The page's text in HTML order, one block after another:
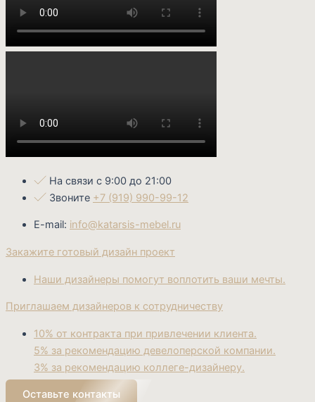
На связи с 9:00 до 21:00
Звоните +7 (919) 990-99-12
E-mail: info@katarsis-mebel.ru
Закажите готовый дизайн проект
Наши дизайнеры помогут воплотить ваши мечты.
Приглашаем дизайнеров к сотрудничеству
10% от контракта при привлечении клиента.
5% за рекомендацию девелоперской компании.
3% за рекомендацию коллеге-дизайнеру.
Оставьте контакты